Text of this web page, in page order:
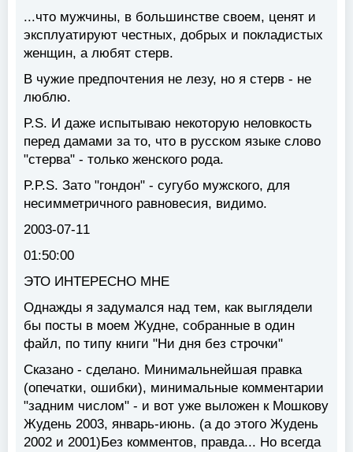
...что мужчины, в большинстве своем, ценят и
эксплуатируют честных, добрых и покладистых
женщин, а любят стерв.
В чужие предпочтения не лезу, но я стерв - не
люблю.
P.S. И даже испытываю некоторую неловкость
перед дамами за то, что в русском языке слово
"стерва" - только женского рода.
P.P.S. Зато "гондон" - сугубо мужского, для
несимметричного равновесия, видимо.
2003-07-11
01:50:00
ЭТО ИНТЕРЕСНО МНЕ
Однажды я задумался над тем, как выглядели
бы посты в моем Жудне, собранные в один
файл, по типу книги "Ни дня без строчки"
Сказано - сделано. Минимальнейшая правка
(опечатки, ошибки), минимальные комментарии
"задним числом" - и вот уже выложен к Мошкову
Жудень 2003, январь-июнь. (а до этого Жудень
2002 и 2001)Без комментов, правда... Но всегда